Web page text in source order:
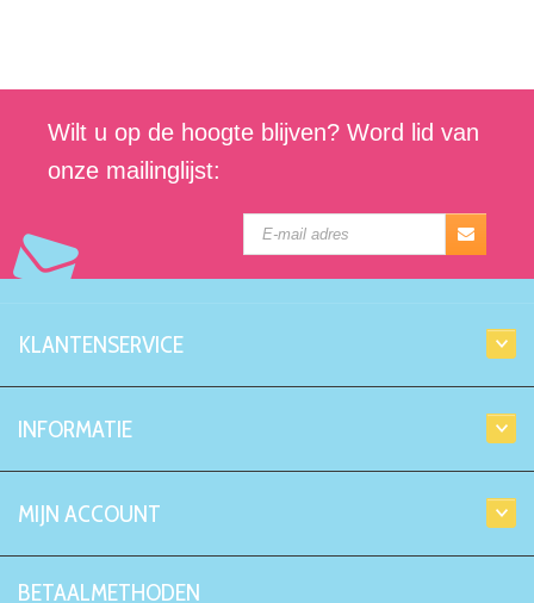
Wilt u op de hoogte blijven? Word lid van
onze mailinglijst:
KLANTENSERVICE
INFORMATIE
MIJN ACCOUNT
BETAALMETHODEN